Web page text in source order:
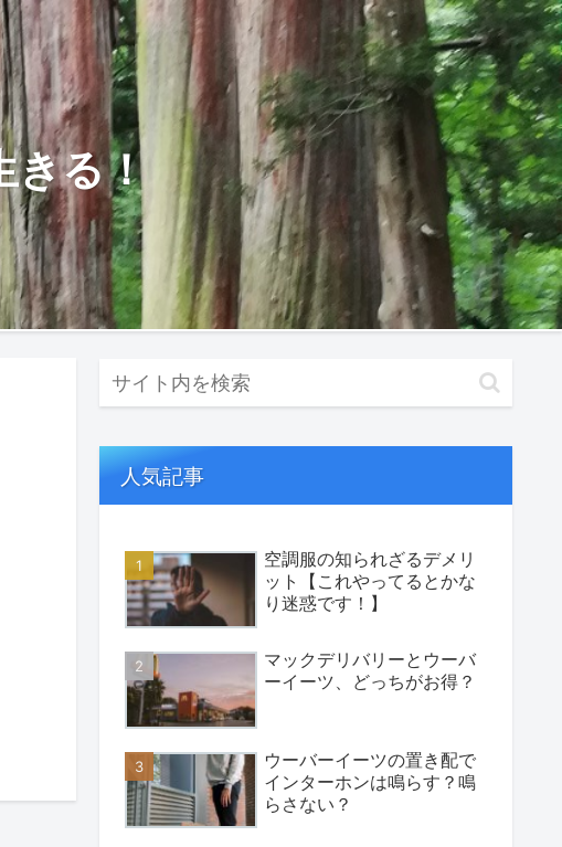
きる！
人気記事
空調服の知られざるデメリ
ット【これやってるとかな
り迷惑です！】
マックデリバリーとウーバ
ーイーツ、どっちがお得？
ウーバーイーツの置き配で
インターホンは鳴らす？鳴
らさない？